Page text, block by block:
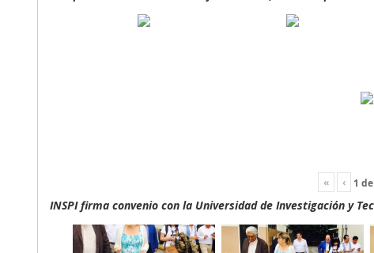
« ‹ 1 de
INSPI firma convenio con la Universidad de Investigación y